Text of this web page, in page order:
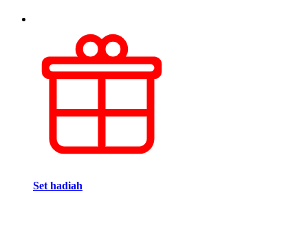
Set hadiah